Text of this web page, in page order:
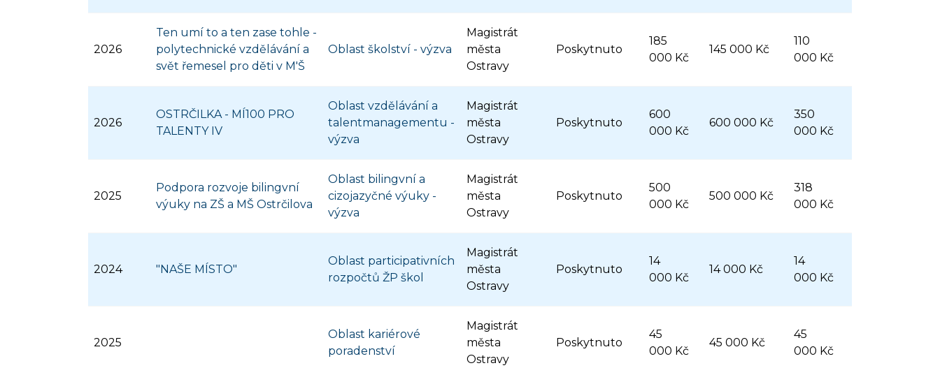
2026
Ten umí to a ten zase tohle -
polytechnické vzdělávání a
svět řemesel pro děti v M'Š
Oblast školství - výzva
Magistrát
města
Ostravy
Poskytnuto
185
000 Kč
145 000 Kč
110
000 Kč
2026
OSTRČILKA - MÍ100 PRO
TALENTY IV
Oblast vzdělávání a
talentmanagementu -
výzva
Magistrát
města
Ostravy
Poskytnuto
600
000 Kč
600 000 Kč
350
000 Kč
2025
Podpora rozvoje bilingvní
výuky na ZŠ a MŠ Ostrčilova
Oblast bilingvní a
cizojazyčné výuky -
výzva
Magistrát
města
Ostravy
Poskytnuto
500
000 Kč
500 000 Kč
318
000 Kč
2024 "NAŠE MÍSTO"
Oblast participativních
rozpočtů ŽP škol
Magistrát
města
Ostravy
Poskytnuto
14
000 Kč
14 000 Kč
14
000 Kč
2025
Oblast kariérové
poradenství
Magistrát
města
Ostravy
Poskytnuto
45
000 Kč
45 000 Kč
45
000 Kč